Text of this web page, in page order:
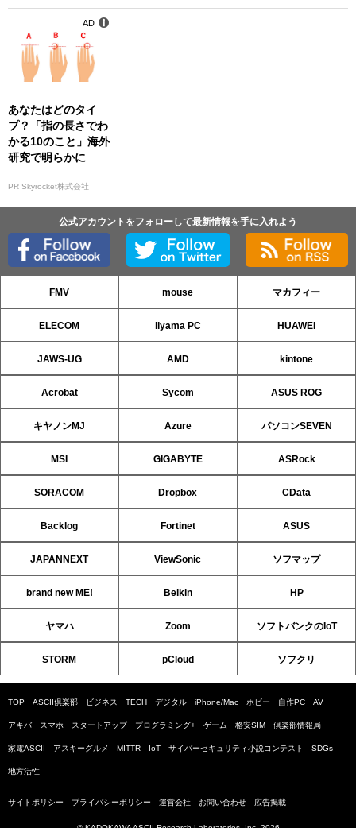
あなたはどのタイ
プ？「指の長さでわ
かる10のこと」海外
研究で明らかに
PR Skyrocket株式会社
AD
公式アカウントをフォローして最新情報を手に入れよう
FMV mouse マカフィー
ELECOM iiyama PC HUAWEI
JAWS-UG AMD kintone
Acrobat Sycom ASUS ROG
キヤノンMJ Azure パソコンSEVEN
MSI GIGABYTE ASRock
SORACOM Dropbox CData
Backlog Fortinet ASUS
JAPANNEXT ViewSonic ソフマップ
brand new ME! Belkin HP
ヤマハ Zoom ソフトバンクのIoT
STORM pCloud ソフクリ
TOP ASCII倶楽部 ビジネス TECH デジタル iPhone/Mac ホビー 自作PC AV
アキバ スマホ スタートアップ プログラミング+ ゲーム 格安SIM 倶楽部情報局
家電ASCII アスキーグルメ MITTR IoT サイバーセキュリティ小説コンテスト SDGs
地方活性
サイトポリシー プライバシーポリシー 運営会社 お問い合わせ 広告掲載